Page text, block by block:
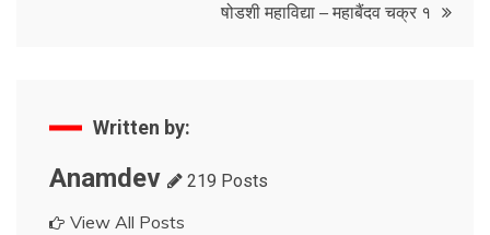
षोडशी महाविद्या – महाबैंदव चक्र १
Written by:
Anamdev 219 Posts
View All Posts